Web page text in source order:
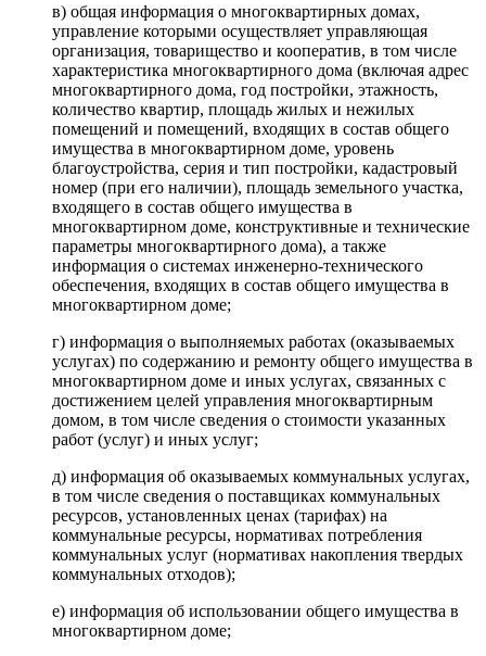
в) общая информация о многоквартирных домах,
управление которыми осуществляет управляющая
организация, товарищество и кооператив, в том числе
характеристика многоквартирного дома (включая адрес
многоквартирного дома, год постройки, этажность,
количество квартир, площадь жилых и нежилых
помещений и помещений, входящих в состав общего
имущества в многоквартирном доме, уровень
благоустройства, серия и тип постройки, кадастровый
номер (при его наличии), площадь земельного участка,
входящего в состав общего имущества в
многоквартирном доме, конструктивные и технические
параметры многоквартирного дома), а также
информация о системах инженерно-технического
обеспечения, входящих в состав общего имущества в
многоквартирном доме;
г) информация о выполняемых работах (оказываемых
услугах) по содержанию и ремонту общего имущества в
многоквартирном доме и иных услугах, связанных с
достижением целей управления многоквартирным
домом, в том числе сведения о стоимости указанных
работ (услуг) и иных услуг;
д) информация об оказываемых коммунальных услугах,
в том числе сведения о поставщиках коммунальных
ресурсов, установленных ценах (тарифах) на
коммунальные ресурсы, нормативах потребления
коммунальных услуг (нормативах накопления твердых
коммунальных отходов);
е) информация об использовании общего имущества в
многоквартирном доме;